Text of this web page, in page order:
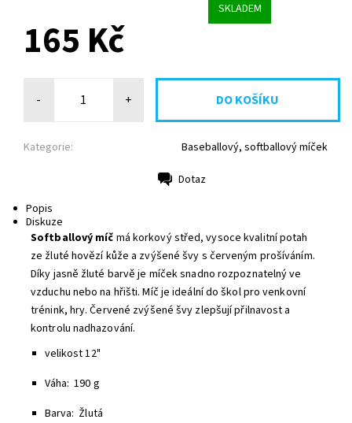
SKLADEM
165 Kč
- +
Kategorie: Baseballový, softballový míček
Dotaz
Popis
Diskuze
Softballový míč má korkový střed, vysoce kvalitní potah
ze žluté hovězí kůže a zvýšené švy s červeným prošíváním.
Díky jasně žluté barvě je míček snadno rozpoznatelný ve
vzduchu nebo na hřišti. Míč je ideální do škol pro venkovní
trénink, hry. Červené zvýšené švy zlepšují přilnavost a
kontrolu nadhazování.
velikost 12"
Váha: 190 g
Barva: Žlutá